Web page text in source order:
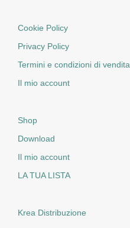
Cookie Policy
Privacy Policy
Termini e condizioni di vendita
Il mio account
Shop
Download
Il mio account
LA TUA LISTA
Krea Distribuzione